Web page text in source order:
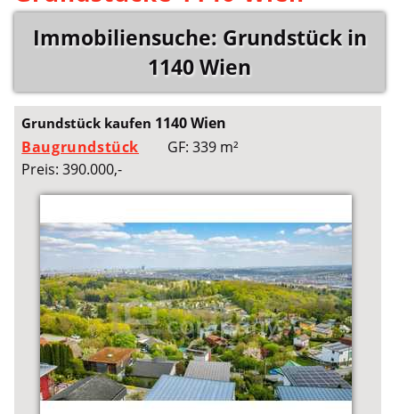
Immobiliensuche: Grundstück in
1140 Wien
Grundstück kaufen 1140 Wien
Baugrundstück
GF: 339 m²
Preis: 390.000,-